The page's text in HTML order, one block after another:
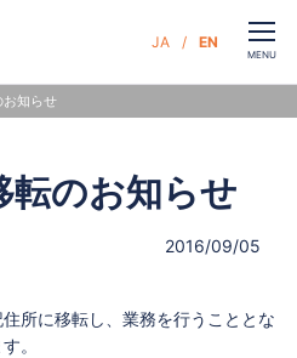
CLOSE
MENU
お知らせ
転のお知らせ
2016/09/05
所に移転し、業務を行うこととな
。
JA EN